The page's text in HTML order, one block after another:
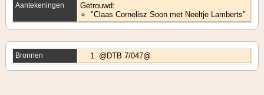
Aantekeningen
Getrouwd:
"Claas Cornelisz Soon met Neeltje Lamberts"
Bronnen @DTB 7/047@.